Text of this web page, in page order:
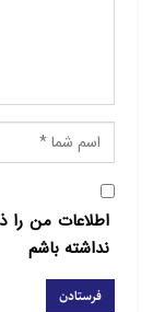
اطلاعات من را
نداشته باشم